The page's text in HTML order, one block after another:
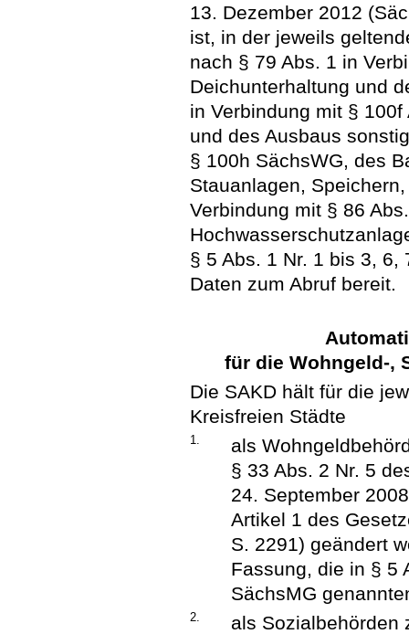
13. Dezember 2012
ist, in der jeweils
nach § 79 Abs. 1 in
Deichunterhaltung und
in Verbindung mit §
und des Ausbaus
§ 100h SächsWG, des
Stauanlagen,
Verbindung mit § 86
§ 5 Abs. 1 Nr. 1 bis 3, 6,
Daten zum Abruf bereit.
für die Wohngeld-,
Die SAKD hält für die
Kreisfreien Städte
1.
als
§ 33 Abs. 2 Nr. 5
24. September
Artikel 1 des
S. 2291) geändert
Fassung, die in § 5
SächsMG
2.
als Sozialbehörden